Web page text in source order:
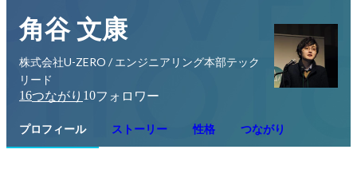
角谷 文康
株式会社U-ZERO / エンジニアリング本部テック
リード
16つながり 10フォロワー
プロフィール ストーリー 性格 つながり